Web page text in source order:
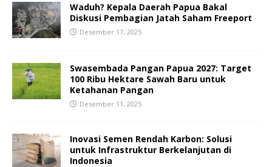
Waduh? Kepala Daerah Papua Bakal
Diskusi Pembagian Jatah Saham Freeport
Desember 17, 2025
Swasembada Pangan Papua 2027: Target
100 Ribu Hektare Sawah Baru untuk
Ketahanan Pangan
Desember 11, 2025
Inovasi Semen Rendah Karbon: Solusi
untuk Infrastruktur Berkelanjutan di
Indonesia